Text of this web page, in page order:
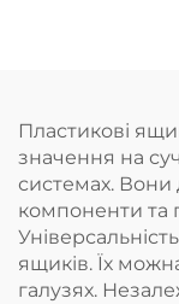
Пластикові
значення на
системах. Вони
компоненти та
ящиків. Їх
галузях.